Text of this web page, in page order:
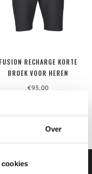
Over
FUSION RECHARGE KORTE
BROEK VOOR HEREN
€95,00